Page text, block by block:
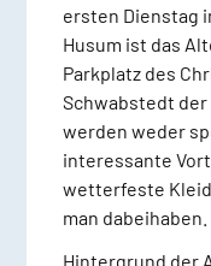
ersten Dienstag
Husum ist das
Parkplatz des
Schwabstedt der
werden weder
interessante
wetterfeste
man dabeihaben.
Hintergrund der